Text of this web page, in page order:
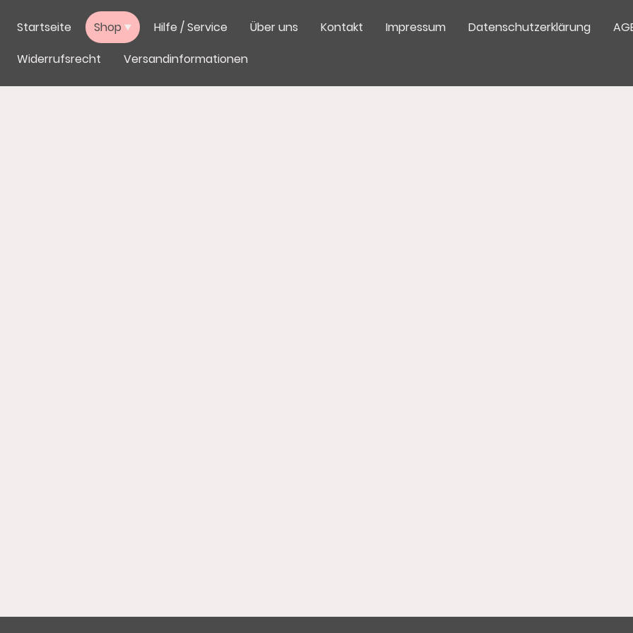
Startseite Shop Hilfe / Service Über uns Kontakt Impressum Datenschutzerklärung
Widerrufsrecht
Versandinformationen